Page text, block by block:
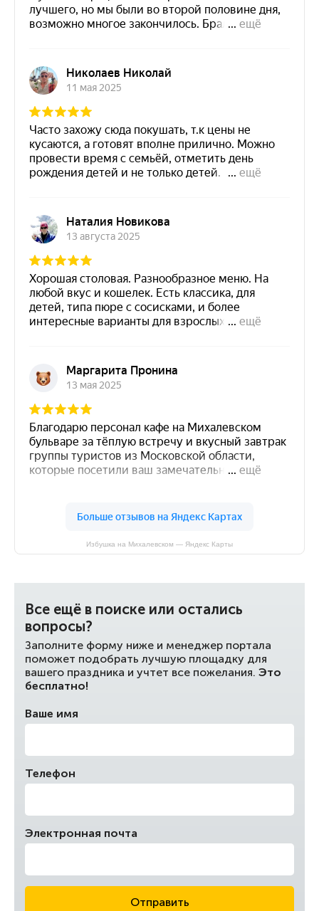
Избушка на Михалевском — Яндекс Карты
Все ещё в поиске или остались
вопросы?
Заполните форму ниже и менеджер портала
поможет подобрать лучшую площадку для
вашего праздника и учтет все пожелания. Это
бесплатно!
Ваше имя
Телефон
Электронная почта
Отправить